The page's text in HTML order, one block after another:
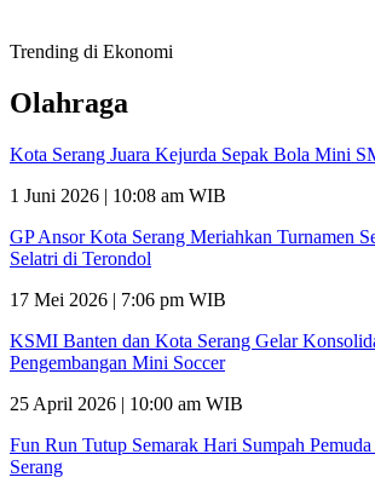
Trending di Ekonomi
Olahraga
Kota Serang Juara Kejurda Sepak Bola Mini
1 Juni 2026 | 10:08 am WIB
GP Ansor Kota Serang Meriahkan Turnamen
Selatri di Terondol
17 Mei 2026 | 7:06 pm WIB
KSMI Banten dan Kota Serang Gelar
Pengembangan Mini Soccer
25 April 2026 | 10:00 am WIB
Fun Run Tutup Semarak Hari Sumpah
Serang